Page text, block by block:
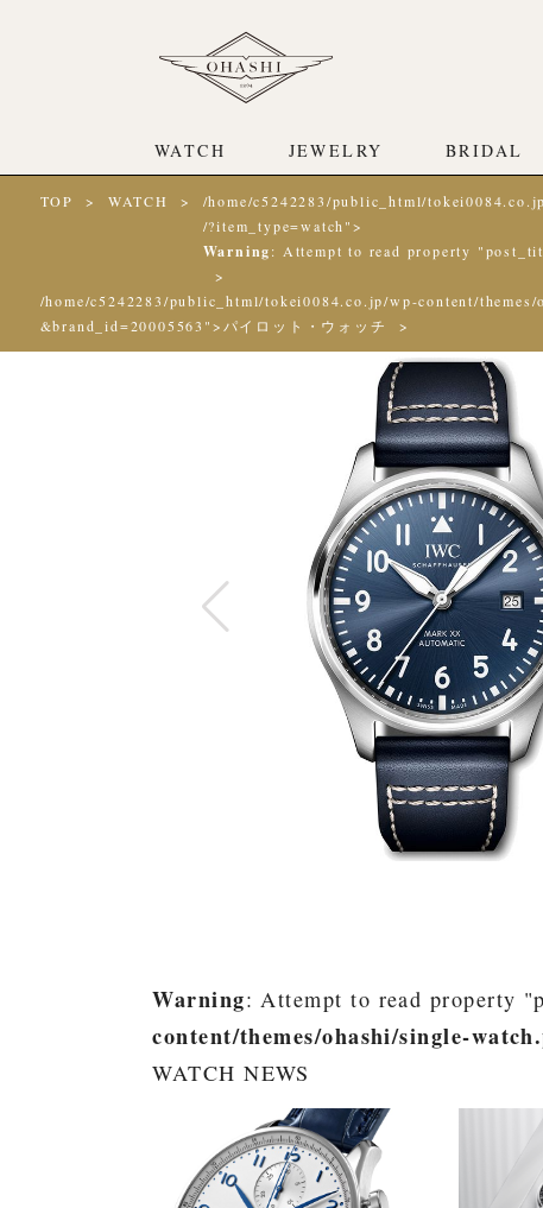
WATCH JEWELRY BRIDAL
TOP WATCH /home/c5242283/public_html/
/?item_type=watch">
Warning: Attempt to read property
/home/c5242283/public_html/tokei0084.co.jp/wp-content/
&brand_id=20005563">パイロット・ウォッチ
Warning: Attempt to read property
content/themes/ohashi/single-
WATCH NEWS